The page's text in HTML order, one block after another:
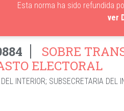
Esta norma ha sido refundida
ver
SOBRE
ELECTORAL
INTERIOR; SUBSECRETARIA DEL